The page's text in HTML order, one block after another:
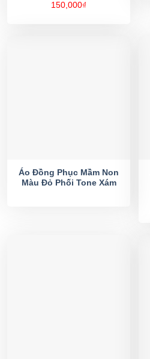
150,000₫
Áo Đồng Phục Mầm Non
Màu Đỏ Phối Tone Xám